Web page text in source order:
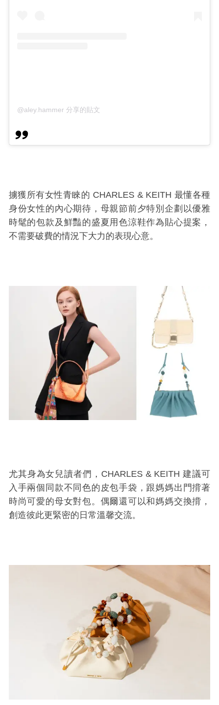
@aley.hammer 分享的貼文
擄獲所有女性青睞的 CHARLES & KEITH 最懂各種
身份女性的內心期待，母親節前夕特別企劃以優雅
時髦的包款及鮮豔的盛夏用色涼鞋作為貼心提案，
不需要破費的情況下大力的表現心意。
尤其身為女兒讀者們，CHARLES & KEITH 建議可
入手兩個同款不同色的皮包手袋，跟媽媽出門揹著
時尚可愛的母女對包。偶爾還可以和媽媽交換揹，
創造彼此更緊密的日常溫馨交流。